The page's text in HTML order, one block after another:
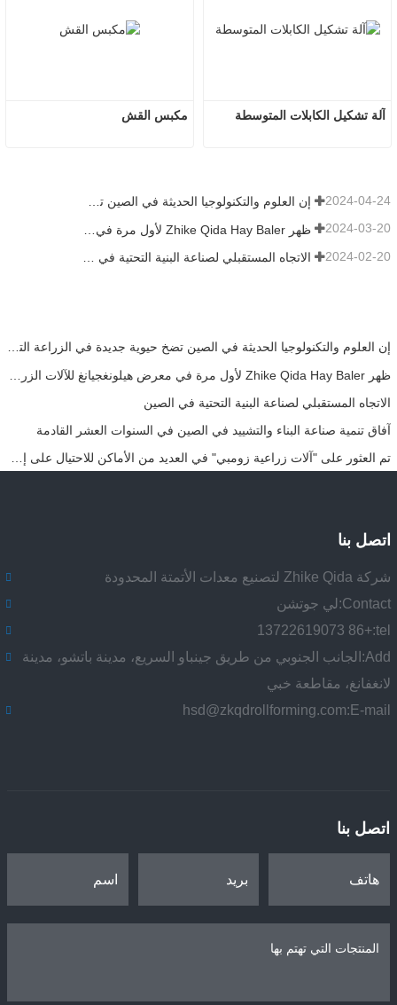
مكبس القش آلة تشكيل الكابلات المتوسطة
إن العلوم والتكنولوجيا الحديثة في الصين تضخ حيوية جديدة في الزراعة التقليدية 2024-04-24
2024-03-20
2024-02-20
إن العلوم والتكنولوجيا الحديثة في الصين تضخ حيوية جديدة في الزراعة التقليدية
الاتجاه المستقبلي لصناعة البنية التحتية في الصين
آفاق تنمية صناعة البناء والتشييد في الصين في السنوات العشر القادمة
تم العثور على "آلات زراعية زومبي" في العديد من الأماكن للاحتيال على إعانات الدولة من خلال التزوير! وزارة الزراعة والشؤون الريفية: تحقيق صارم!
اتصل بنا
شركة Zhike Qida لتصنيع معدات الأتمتة المحدودة
Contact: لي جوتشن
tel:
+86 13722619073
Add: الجانب الجنوبي من طريق جينباو السريع، مدينة باتشو، مدينة
لانغفانغ، مقاطعة خبي
E-mail:
hsd@zkqdrollforming.com
اتصل بنا